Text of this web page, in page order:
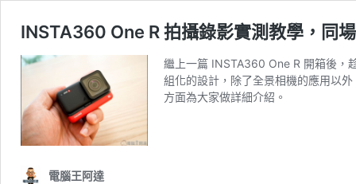
INSTA360 One R 拍攝錄影實測教學，同
繼上一篇 INSTA360 One R 開箱後，
組化的設計，除了全景相機的應用以
方面為大家做詳細介紹。
電腦王阿達